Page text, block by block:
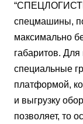
спецмашины,
максимально
габаритов. Для
специальные
платформой,
и выгрузку
позволяет, то